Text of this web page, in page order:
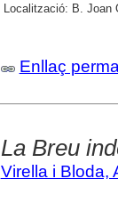
Localització: B. Joan
Enllaç
La Breu
Virella i Bloda,